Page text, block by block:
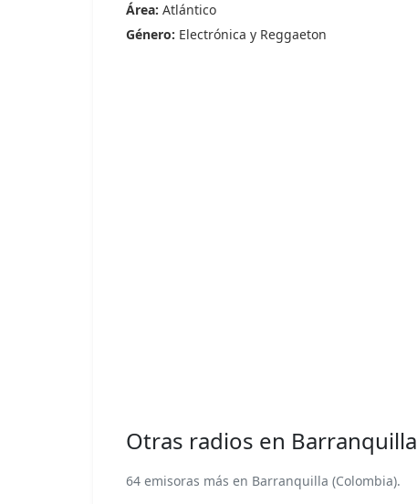
Área: Atlántico
Género: Electrónica y Reggaeton
Otras radios en Barranquilla
64 emisoras más en Barranquilla (Colombia).